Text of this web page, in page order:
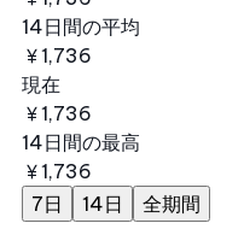
14日間の平均
￥1,736
現在
￥1,736
14日間の最高
￥1,736
7日
14日 全期間